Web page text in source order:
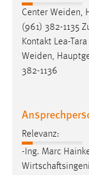
Center Weiden,
(961) 382-1135
Kontakt Lea-
Weiden,
382-1136
Relevanz:
-Ing. Marc